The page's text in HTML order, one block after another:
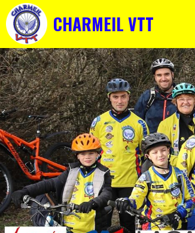
CHARMEIL VTT